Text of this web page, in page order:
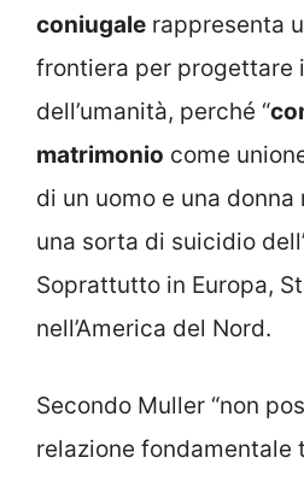
coniugale rappresenta
frontiera per progettare
dell’umanità, perché “
matrimonio come
di un uomo e una
una sorta di suicidio
Soprattutto in Europa,
nell’America del Nord.
Secondo Muller “non
relazione fondamentale